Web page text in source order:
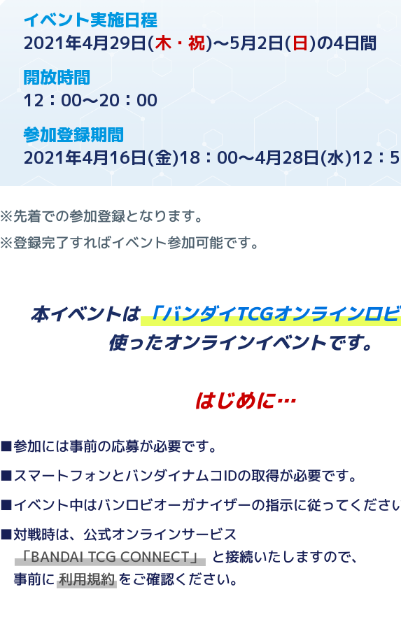
イベント実施日程
2021年4月29日(木・祝)～5月2日(日)の4日間
開放時間
12：00～20：00
参加登録期間
2021年4月16日(金)18：00～4月28日(水)12：
※先着での参加登録となります。
※登録完了すればイベント参加可能です。
本イベントは「バンダイTCGオンラインロ
使ったオンラインイベントです。
はじめに…
■参加には事前の応募が必要です。
■スマートフォンとバンダイナムコIDの取得が必要です。
■イベント中はバンロビオーガナイザーの指示に従ってくださ
■対戦時は、公式オンラインサービス
「BANDAI TCG CONNECT」 と接続いたしますので、
事前に 利用規約 をご確認ください。